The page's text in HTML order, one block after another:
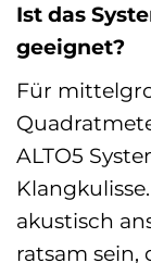
Ist das
geeignet?
Für
ALTO5
akustisch
ratsam sein,